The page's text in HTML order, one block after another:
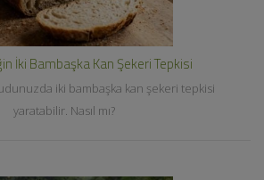
İki Bambaşka Kan Şekeri Tepkisi
iki bambaşka kan şekeri tepkisi
yaratabilir. Nasıl mı?